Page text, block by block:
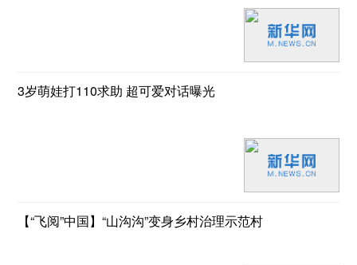
3岁萌娃打110求助 超可爱对话曝光
【“飞阅”中国】“山沟沟”变身乡村治理示范村